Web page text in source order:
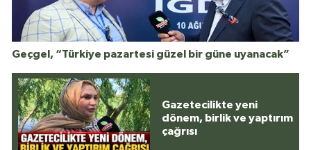
Geçgel, “Türkiye pazartesi güzel bir güne uyanacak”
Gazetecilikte yeni
dönem, birlik ve yaptırım
çağrısı